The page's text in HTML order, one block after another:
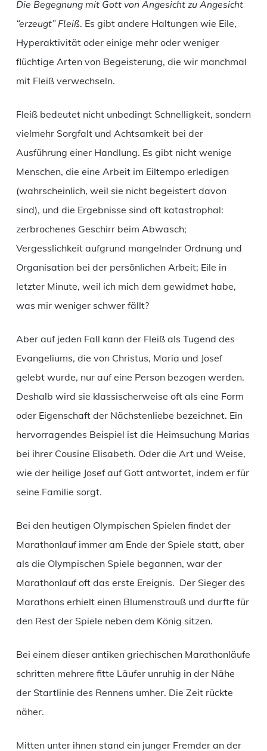
Die Begegnung mit Gott von Angesicht zu Angesicht
“erzeugt” Fleiß. Es gibt andere Haltungen wie Eile,
Hyperaktivität oder einige mehr oder weniger
flüchtige Arten von Begeisterung, die wir manchmal
mit Fleiß verwechseln.
Fleiß bedeutet nicht unbedingt Schnelligkeit, sondern
vielmehr Sorgfalt und Achtsamkeit bei der
Ausführung einer Handlung. Es gibt nicht wenige
Menschen, die eine Arbeit im Eiltempo erledigen
(wahrscheinlich, weil sie nicht begeistert davon
sind), und die Ergebnisse sind oft katastrophal:
zerbrochenes Geschirr beim Abwasch;
Vergesslichkeit aufgrund mangelnder Ordnung und
Organisation bei der persönlichen Arbeit; Eile in
letzter Minute, weil ich mich dem gewidmet habe,
was mir weniger schwer fällt?
Aber auf jeden Fall kann der Fleiß als Tugend des
Evangeliums, die von Christus, Maria und Josef
gelebt wurde, nur auf eine Person bezogen werden.
Deshalb wird sie klassischerweise oft als eine Form
oder Eigenschaft der Nächstenliebe bezeichnet. Ein
hervorragendes Beispiel ist die Heimsuchung Marias
bei ihrer Cousine Elisabeth. Oder die Art und Weise,
wie der heilige Josef auf Gott antwortet, indem er für
seine Familie sorgt.
Bei den heutigen Olympischen Spielen findet der
Marathonlauf immer am Ende der Spiele statt, aber
als die Olympischen Spiele begannen, war der
Marathonlauf oft das erste Ereignis. Der Sieger des
Marathons erhielt einen Blumenstrauß und durfte für
den Rest der Spiele neben dem König sitzen.
Bei einem dieser antiken griechischen Marathonläufe
schritten mehrere fitte Läufer unruhig in der Nähe
der Startlinie des Rennens umher. Die Zeit rückte
näher.
Mitten unter ihnen stand ein junger Fremder an der